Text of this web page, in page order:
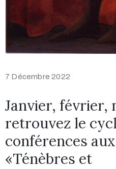
7 Décembre 2022
Janvier, février,
retrouvez le
conférences
«Ténèbres et